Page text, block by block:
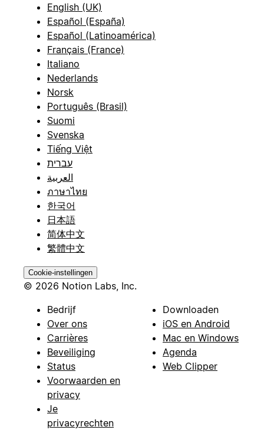
English (UK)
Español (España)
Español (Latinoamérica)
Français (France)
Italiano
Nederlands
Norsk
Português (Brasil)
Suomi
Svenska
Tiếng Việt
עברית
العربية
ภาษาไทย
한국어
日本語
简体中文
繁體中文
Cookie-instellingen
© 2026 Notion Labs, Inc.
Bedrijf
Over ons
Carrières
Beveiliging
Status
Voorwaarden en
privacy
Je
privacyrechten
Downloaden
iOS en Android
Mac en Windows
Agenda
Web Clipper